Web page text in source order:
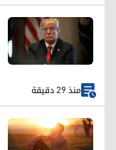
منذ 29 دقيقة